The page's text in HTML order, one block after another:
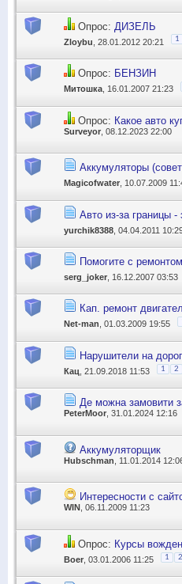
Опрос: ДИЗЕЛЬ
Zloybu , 28.01.2012 20:21 1
Опрос: БЕНЗИН
Митошка , 16.01.2007 21:23
Опрос: Какое авто
Surveyor , 08.12.2023 22:00
Аккумуляторы
Magicofwater , 10.07.2009
Авто из-за границы -
yurchik8388 , 04.04.2011
Помогите с
serg_joker , 16.12.2007 03:53
Кап. ремонт
Net-man , 01.03.2009 19:55
Нарушители на
Кац , 21.09.2018 11:53 1 2
Де можна замовити
PeterMoor , 31.01.2024 12:16
Аккумуляторщик
Hubschman , 11.01.2014
Интересности с
WIN , 06.11.2009 11:23
Опрос: Курсы
Boer , 03.01.2006 11:25 1 2